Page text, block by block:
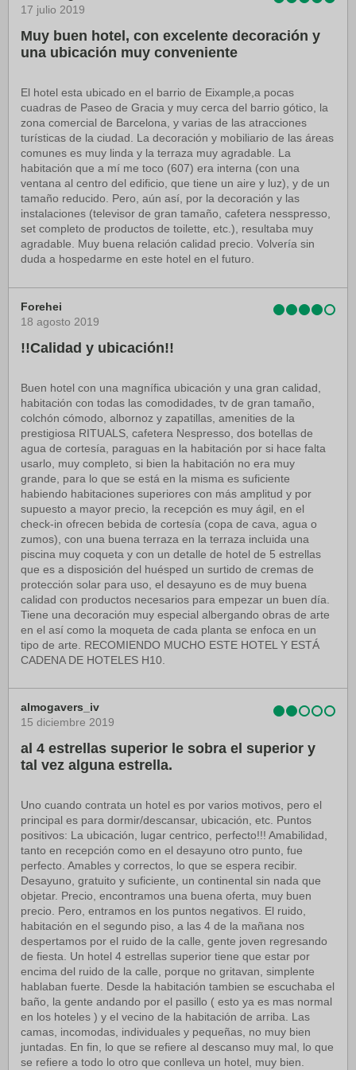
17 julio 2019
Muy buen hotel, con excelente decoración y
una ubicación muy conveniente
El hotel esta ubicado en el barrio de Eixample,a pocas
cuadras de Paseo de Gracia y muy cerca del barrio gótico, la
zona comercial de Barcelona, y varias de las atracciones
turísticas de la ciudad. La decoración y mobiliario de las áreas
comunes es muy linda y la terraza muy agradable. La
habitación que a mí me toco (607) era interna (con una
ventana al centro del edificio, que tiene un aire y luz), y de un
tamaño reducido. Pero, aún así, por la decoración y las
instalaciones (televisor de gran tamaño, cafetera nesspresso,
set completo de productos de toilette, etc.), resultaba muy
agradable. Muy buena relación calidad precio. Volvería sin
duda a hospedarme en este hotel en el futuro.
Forehei
18 agosto 2019
!!Calidad y ubicación!!
Buen hotel con una magnífica ubicación y una gran calidad,
habitación con todas las comodidades, tv de gran tamaño,
colchón cómodo, albornoz y zapatillas, amenities de la
prestigiosa RITUALS, cafetera Nespresso, dos botellas de
agua de cortesía, paraguas en la habitación por si hace falta
usarlo, muy completo, si bien la habitación no era muy
grande, para lo que se está en la misma es suficiente
habiendo habitaciones superiores con más amplitud y por
supuesto a mayor precio, la recepción es muy ágil, en el
check-in ofrecen bebida de cortesía (copa de cava, agua o
zumos), con una buena terraza en la terraza incluida una
piscina muy coqueta y con un detalle de hotel de 5 estrellas
que es a disposición del huésped un surtido de cremas de
protección solar para uso, el desayuno es de muy buena
calidad con productos necesarios para empezar un buen día.
Tiene una decoración muy especial albergando obras de arte
en el así como la moqueta de cada planta se enfoca en un
tipo de arte. RECOMIENDO MUCHO ESTE HOTEL Y ESTÁ
CADENA DE HOTELES H10.
almogavers_iv
15 diciembre 2019
al 4 estrellas superior le sobra el superior y
tal vez alguna estrella.
Uno cuando contrata un hotel es por varios motivos, pero el
principal es para dormir/descansar, ubicación, etc. Puntos
positivos: La ubicación, lugar centrico, perfecto!!! Amabilidad,
tanto en recepción como en el desayuno otro punto, fue
perfecto. Amables y correctos, lo que se espera recibir.
Desayuno, gratuito y suficiente, un continental sin nada que
objetar. Precio, encontramos una buena oferta, muy buen
precio. Pero, entramos en los puntos negativos. El ruido,
habitación en el segundo piso, a las 4 de la mañana nos
despertamos por el ruido de la calle, gente joven regresando
de fiesta. Un hotel 4 estrellas superior tiene que estar por
encima del ruido de la calle, porque no gritavan, simplente
hablaban fuerte. Desde la habitación tambien se escuchaba el
baño, la gente andando por el pasillo ( esto ya es mas normal
en los hoteles ) y el vecino de la habitación de arriba. Las
camas, incomodas, individuales y pequeñas, no muy bien
juntadas. En fin, lo que se refiere al descanso muy mal, lo que
se refiere a todo lo otro que conlleva un hotel, muy bien.